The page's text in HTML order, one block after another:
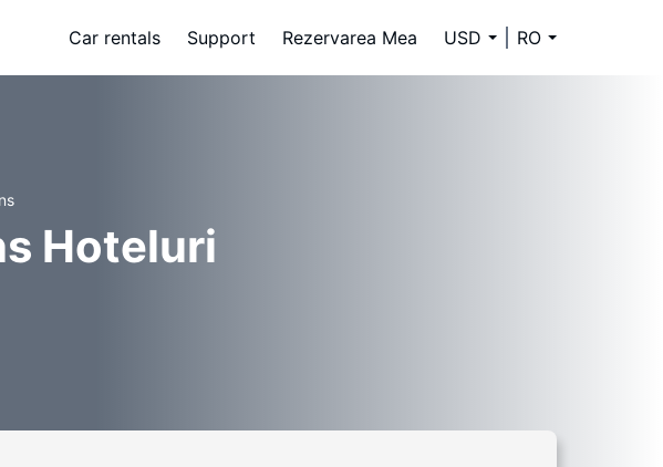
Car rentals Support Rezervarea Mea USD RO
Hoteluri